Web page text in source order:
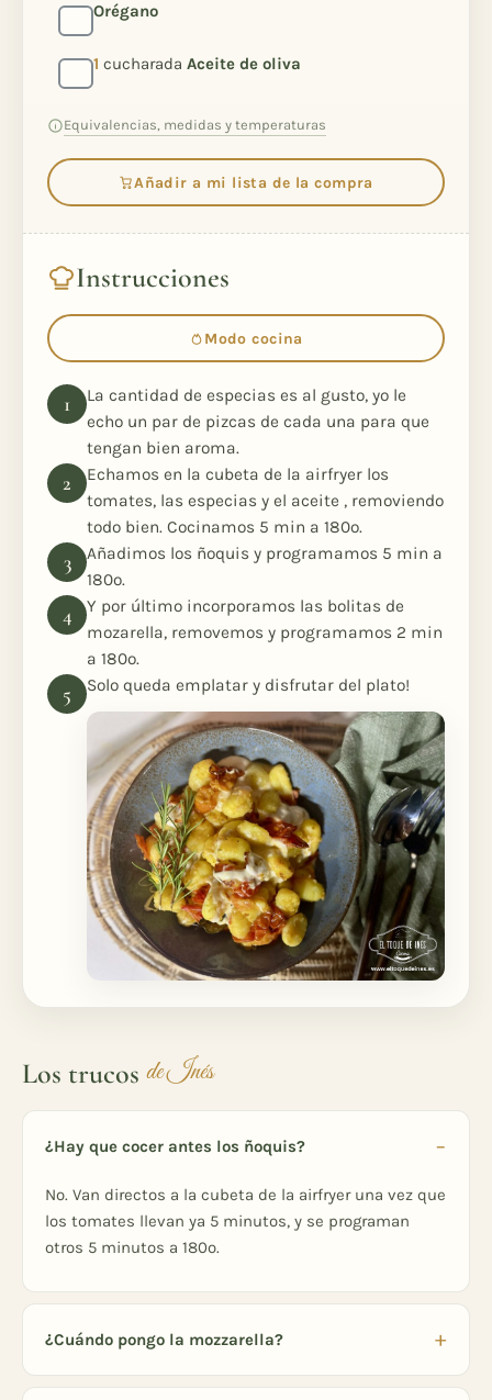
Orégano
1 cucharada Aceite de oliva
Equivalencias, medidas y temperaturas
Añadir a mi lista de la compra
Instrucciones
Modo cocina
La cantidad de especias es al gusto, yo le
echo un par de pizcas de cada una para que
tengan bien aroma.
Echamos en la cubeta de la airfryer los
tomates, las especias y el aceite , removiendo
todo bien. Cocinamos 5 min a 180º.
Añadimos los ñoquis y programamos 5 min a
180º.
Y por último incorporamos las bolitas de
mozarella, removemos y programamos 2 min
a 180º.
Solo queda emplatar y disfrutar del plato!
Los trucos de Inés
¿Hay que cocer antes los ñoquis?
No. Van directos a la cubeta de la airfryer una vez que
los tomates llevan ya 5 minutos, y se programan
otros 5 minutos a 180º.
¿Cuándo pongo la mozzarella?